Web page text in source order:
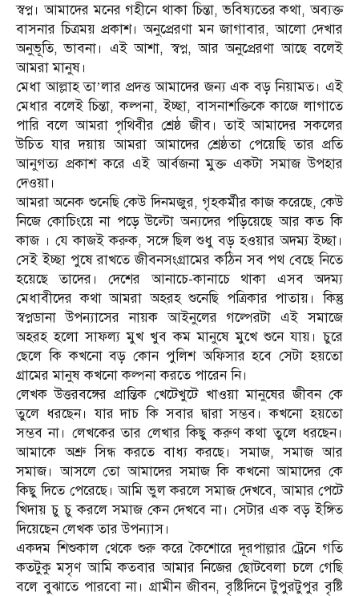
স্বপ্ন। আমাদের মনের গহীনে থাকা চিন্তা, ভবিষ্যতের কথা, অব্যক্ত
বাসনার চিত্রময় প্রকাশ। অনুপ্রেরণা মন জাগাবার, আলো দেখার
অনুভূতি, ভাবনা। এই আশা, স্বপ্ন, আর অনুপ্রেরণা আছে বলেই
আমরা মানুষ।
মেধা আল্লাহ তা’লার প্রদত্ত আমাদের জন্য এক বড় নিয়ামত। এই
মেধার বলেই চিন্তা, কল্পনা, ইচ্ছা, বাসনাশক্তিকে কাজে লাগাতে
পারি বলে আমরা পৃথিবীর শ্রেষ্ঠ জীব। তাই আমাদের সকলের
উচিত যার দয়ায় আমরা আমাদের শ্রেষ্ঠতা পেয়েছি তার প্রতি
আনুগত্য প্রকাশ করে এই আর্বজনা মুক্ত একটা সমাজ উপহার
দেওয়া।
আমরা অনেক শুনেছি কেউ দিনমজুর, গৃহকর্মীর কাজ করেছে, কেউ
নিজে কোচিংয়ে না পড়ে উল্টো অন্যদের পড়িয়েছে আর কত কি
কাজ । যে কাজই করুক, সঙ্গে ছিল শুধু বড় হওয়ার অদম্য ইচ্ছা।
সেই ইচ্ছা পুষে রাখতে জীবনসংগ্রামের কঠিন সব পথ বেছে নিতে
হয়েছে তাদের। দেশের আনাচে-কানাচে থাকা এসব অদম্য
মেধাবীদের কথা আমরা অহরহ শুনেছি পত্রিকার পাতায়। কিন্তু
স্বপ্নডানা উপন্যাসের নায়ক আইনুলের গল্পেরটা এই সমাজে
অহরহ হলো সাফল্য মুখ খুব কম মানুষে মুখে শুনে যায়। চুরে
ছেলে কি কখনো বড় কোন পুলিশ অফিসার হবে সেটা হয়তো
গ্রামের মানুষ কখনো কল্পনা করতে পারেন নি।
লেখক উত্তরবঙ্গের প্রান্তিক খেটেখুটে খাওয়া মানুষের জীবন কে
তুলে ধরছেন। যার দাচ কি সবার দ্বারা সম্ভব। কখনো হয়তো
সম্ভব না। লেখকের তার লেখার কিছু করুণ কথা তুলে ধরছেন।
আমাকে অশ্রু সিন্ধ করতে বাধ্য করছে। সমাজ, সমাজ আর
সমাজ। আসলে তো আমাদের সমাজ কি কখনো আমাদের কে
কিছু দিতে পেরেছে। আমি ভুল করলে সমাজ দেখবে, আমার পেটে
খিদায় চু চু করলে সমাজ কেন দেখবে না। সেটার এক বড় ইঙ্গিত
দিয়েছেন লেখক তার উপন্যাস।
একদম শিশুকাল থেকে শুরু করে কৈশোরে দূরপাল্লার ট্রেনে গতি
কতটুকু মসৃণ আমি কতবার আমার নিজের ছোটবেলা চলে গেছি
বলে বুঝাতে পারবো না। গ্রামীন জীবন, বৃষ্টিদিনে টুপুরটুপুর বৃষ্টি